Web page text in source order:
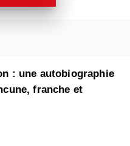
: une autobiographie
franche et